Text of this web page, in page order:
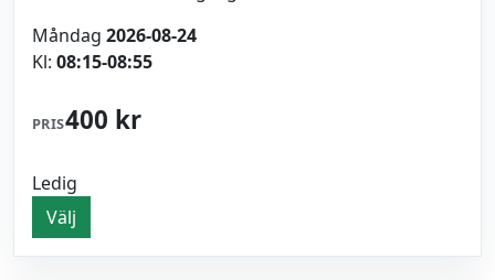
Måndag 2026-08-24
Kl: 08:15-08:55
PRIS400 kr
Ledig
Välj